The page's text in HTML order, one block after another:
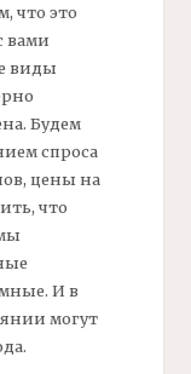
что это
вами
виды
Будем
спроса
цены на
что
И в
могут